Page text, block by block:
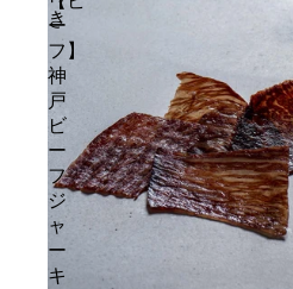
き
ー
フ】
神
戸
ビ
ー
フ
ジ
ャ
ー
キ